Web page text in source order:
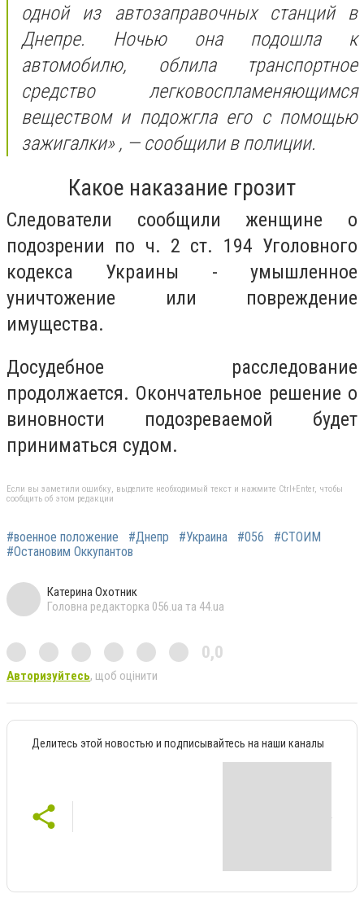
одной из автозаправочных станций в
Днепре. Ночью она подошла к
автомобилю, облила транспортное
средство легковоспламеняющимся
веществом и подожгла его с помощью
зажигалки», — сообщили в полиции.
Какое наказание грозит
Следователи сообщили женщине о
подозрении по ч. 2 ст. 194 Уголовного
кодекса Украины - умышленное
уничтожение или повреждение
имущества.
Досудебное расследование
продолжается. Окончательное решение о
виновности подозреваемой будет
приниматься судом.
Если вы заметили ошибку, выделите необходимый текст и нажмите Ctrl+Enter, чтобы
сообщить об этом редакции
#военное положение #Днепр #Украина #056
#СТОИМ
#Остановим Оккупантов
Катерина Охотник
Головна редакторка 056.ua та 44.ua
0,0
Авторизуйтесь, щоб оцінити
Делитесь этой новостью и подписывайтесь на наши каналы